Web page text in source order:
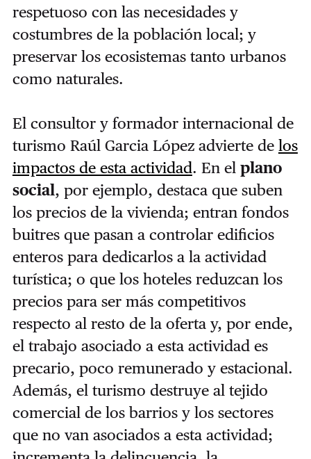
respetuoso con las necesidades y
costumbres de la población local; y
preservar los ecosistemas tanto urbanos
como naturales.
El consultor y formador internacional de
turismo Raúl Garcia López advierte de los
impactos de esta actividad. En el plano
social, por ejemplo, destaca que suben
los precios de la vivienda; entran fondos
buitres que pasan a controlar edificios
enteros para dedicarlos a la actividad
turística; o que los hoteles reduzcan los
precios para ser más competitivos
respecto al resto de la oferta y, por ende,
el trabajo asociado a esta actividad es
precario, poco remunerado y estacional.
Además, el turismo destruye al tejido
comercial de los barrios y los sectores
que no van asociados a esta actividad;